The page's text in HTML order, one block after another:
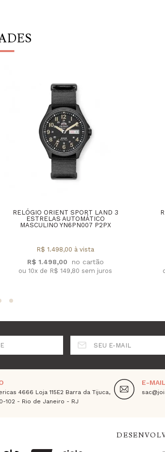
RELÓGIO ORIENT SPORT LAND 3
ESTRELAS AUTOMÁTICO
MASCULINO YN6PN007 P2PX
R$ 1.498,00
R$ 1.498,00 à vista
ou 10x de R$ 149,80 sem juros
SEU E-MAIL
4666 Loja 115E2 Barra da Tijuca,
102 - Rio de Janeiro - RJ
E-MAIL